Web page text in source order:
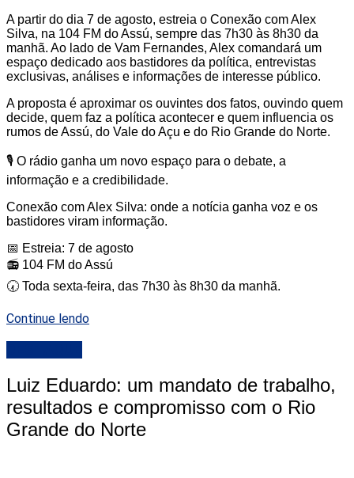
A partir do dia 7 de agosto, estreia o Conexão com Alex
Silva, na 104 FM do Assú, sempre das 7h30 às 8h30 da
manhã. Ao lado de Vam Fernandes, Alex comandará um
espaço dedicado aos bastidores da política, entrevistas
exclusivas, análises e informações de interesse público.
A proposta é aproximar os ouvintes dos fatos, ouvindo quem
decide, quem faz a política acontecer e quem influencia os
rumos de Assú, do Vale do Açu e do Rio Grande do Norte.
🎙️ O rádio ganha um novo espaço para o debate, a
informação e a credibilidade.
Conexão com Alex Silva: onde a notícia ganha voz e os
bastidores viram informação.
📅 Estreia: 7 de agosto
📻 104 FM do Assú
🕢 Toda sexta-feira, das 7h30 às 8h30 da manhã.
Continue lendo
Luiz Eduardo: um mandato de trabalho,
resultados e compromisso com o Rio
Grande do Norte